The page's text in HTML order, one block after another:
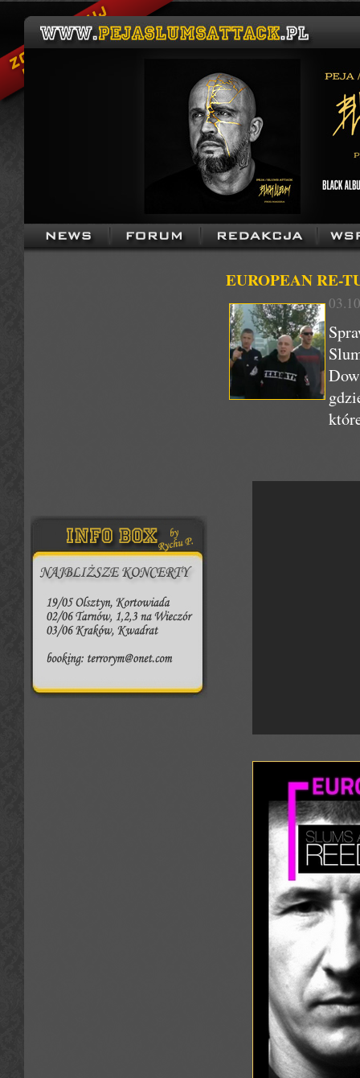
EUROPEAN RE-